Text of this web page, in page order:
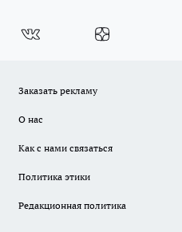
Заказать рекламу
О нас
Как с нами связаться
Политика этики
Редакционная политика